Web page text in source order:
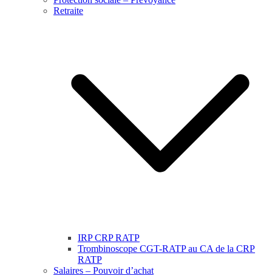
Retraite
IRP CRP RATP
Trombinoscope CGT-RATP au CA de la CRP
RATP
Salaires – Pouvoir d’achat